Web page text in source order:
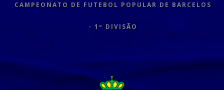
CLUBES
CAMPEONATO DE FUTEBOL POPULAR DE BARCELOS
- 1º DIVISÃO